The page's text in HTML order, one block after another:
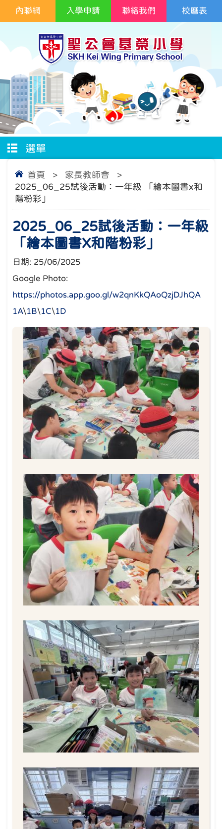
校曆表
內聯網 入學申請 聯絡我們
選單
首頁 > 家長教師會
>
2025_06_25試後活動：一年級 「繪本圖書x和
階粉彩」
2025_06_25試後活動：一年級
「繪本圖書X和階粉彩」
日期: 25/06/2025
Google Photo:
https://photos.app.goo.gl/w2qnKkQAoQzjDJhQA
1A\1B\1C\1D